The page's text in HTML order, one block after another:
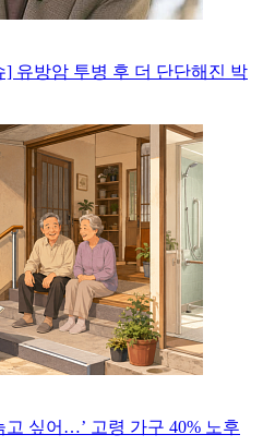
] 유방암 투병 후 더 단단해진 박
고 싶어…’ 고령 가구 40% 노후